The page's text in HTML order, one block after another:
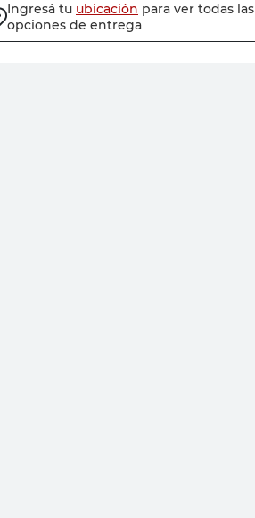
Ingresá tu ubicación para ver todas las
opciones de entrega